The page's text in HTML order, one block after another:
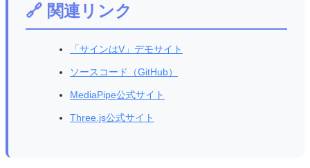
🔗 関連リンク
「サインはV」デモサイト
ソースコード（GitHub）
MediaPipe公式サイト
Three.js公式サイト